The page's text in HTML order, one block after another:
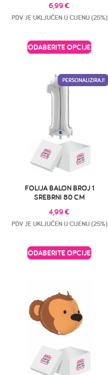
6,99€
PDV JE UKLJUČEN U CIJENU (25%)
ODABERITE OPCIJE
PERSONALIZIRAJ!
FOLIJA BALON BROJ 1
SREBRNI 80 CM
4,99€
PDV JE UKLJUČEN U CIJENU (25%)
ODABERITE OPCIJE